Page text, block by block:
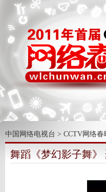
中国网络电视台 > CCTV网络春
舞蹈《梦幻影子舞》